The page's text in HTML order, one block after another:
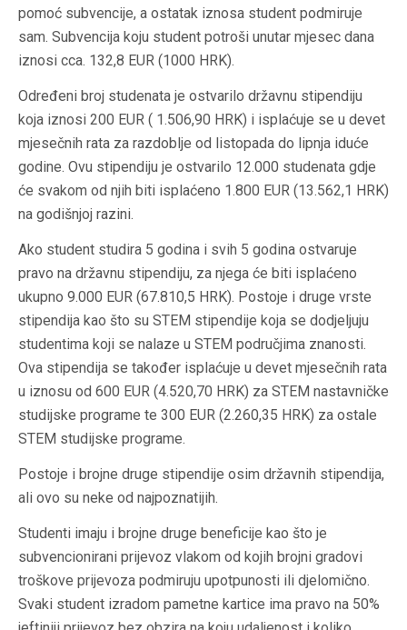
pomoć subvencije, a ostatak iznosa student podmiruje
sam. Subvencija koju student potroši unutar mjesec dana
iznosi cca. 132,8 EUR (1000 HRK).
Određeni broj studenata je ostvarilo državnu stipendiju
koja iznosi 200 EUR ( 1.506,90 HRK) i isplaćuje se u devet
mjesečnih rata za razdoblje od listopada do lipnja iduće
godine. Ovu stipendiju je ostvarilo 12.000 studenata gdje
će svakom od njih biti isplaćeno 1.800 EUR (13.562,1 HRK)
na godišnjoj razini.
Ako student studira 5 godina i svih 5 godina ostvaruje
pravo na državnu stipendiju, za njega će biti isplaćeno
ukupno 9.000 EUR (67.810,5 HRK). Postoje i druge vrste
stipendija kao što su STEM stipendije koja se dodjeljuju
studentima koji se nalaze u STEM područjima znanosti.
Ova stipendija se također isplaćuje u devet mjesečnih rata
u iznosu od 600 EUR (4.520,70 HRK) za STEM nastavničke
studijske programe te 300 EUR (2.260,35 HRK) za ostale
STEM studijske programe.
Postoje i brojne druge stipendije osim državnih stipendija,
ali ovo su neke od najpoznatijih.
Studenti imaju i brojne druge beneficije kao što je
subvencionirani prijevoz vlakom od kojih brojni gradovi
troškove prijevoza podmiruju upotpunosti ili djelomično.
Svaki student izradom pametne kartice ima pravo na 50%